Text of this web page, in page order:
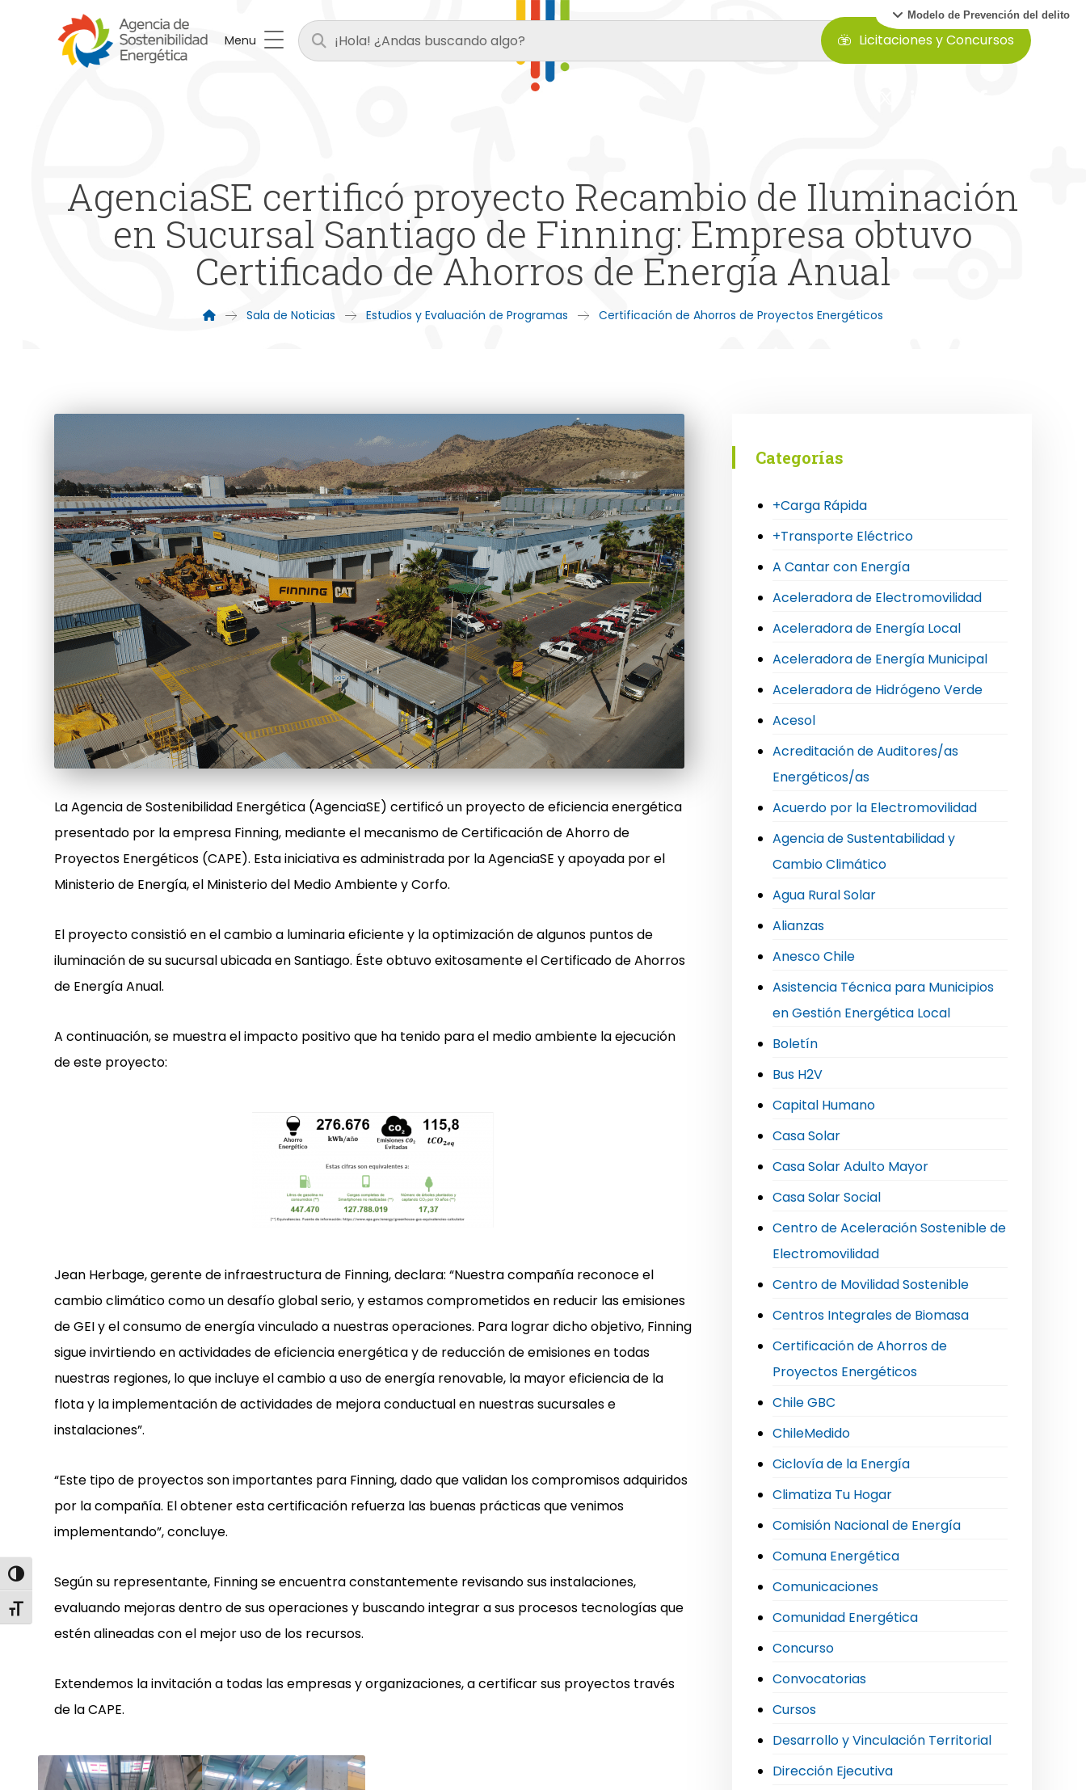
Alternar alto contraste
Alternar tamaño de letra
Modelo de Prevención del delito
Menu Licitaciones y Concursos
AgenciaSE certificó proyecto Recambio de Iluminación
en Sucursal Santiago de Finning: Empresa obtuvo
Certificado de Ahorros de Energía Anual
Sala de Noticias Estudios y Evaluación de Programas Certificación de Ahorros de Proyectos Energéticos
La Agencia de Sostenibilidad Energética (AgenciaSE) certificó un proyecto de eficiencia energética
presentado por la empresa Finning, mediante el mecanismo de Certificación de Ahorro de
Proyectos Energéticos (CAPE). Esta iniciativa es administrada por la AgenciaSE y apoyada por el
Ministerio de Energía, el Ministerio del Medio Ambiente y Corfo.
El proyecto consistió en el cambio a luminaria eficiente y la optimización de algunos puntos de
iluminación de su sucursal ubicada en Santiago. Éste obtuvo exitosamente el Certificado de Ahorros
de Energía Anual.
A continuación, se muestra el impacto positivo que ha tenido para el medio ambiente la ejecución
de este proyecto:
Jean Herbage, gerente de infraestructura de Finning, declara: “Nuestra compañía reconoce el
cambio climático como un desafío global serio, y estamos comprometidos en reducir las emisiones
de GEI y el consumo de energía vinculado a nuestras operaciones. Para lograr dicho objetivo, Finning
sigue invirtiendo en actividades de eficiencia energética y de reducción de emisiones en todas
nuestras regiones, lo que incluye el cambio a uso de energía renovable, la mayor eficiencia de la
flota y la implementación de actividades de mejora conductual en nuestras sucursales e
instalaciones”.
“Este tipo de proyectos son importantes para Finning, dado que validan los compromisos adquiridos
por la compañía. El obtener esta certificación refuerza las buenas prácticas que venimos
implementando”, concluye.
Según su representante, Finning se encuentra constantemente revisando sus instalaciones,
evaluando mejoras dentro de sus operaciones y buscando integrar a sus procesos tecnologías que
estén alineadas con el mejor uso de los recursos.
Extendemos la invitación a todas las empresas y organizaciones, a certificar sus proyectos través
de la CAPE.
Categorías
+Carga Rápida
+Transporte Eléctrico
A Cantar con Energía
Aceleradora de Electromovilidad
Aceleradora de Energía Local
Aceleradora de Energía Municipal
Aceleradora de Hidrógeno Verde
Acesol
Acreditación de Auditores/as
Energéticos/as
Acuerdo por la Electromovilidad
Agencia de Sustentabilidad y
Cambio Climático
Agua Rural Solar
Alianzas
Anesco Chile
Asistencia Técnica para Municipios
en Gestión Energética Local
Boletín
Bus H2V
Capital Humano
Casa Solar
Casa Solar Adulto Mayor
Casa Solar Social
Centro de Aceleración Sostenible de
Electromovilidad
Centro de Movilidad Sostenible
Centros Integrales de Biomasa
Certificación de Ahorros de
Proyectos Energéticos
Chile GBC
ChileMedido
Ciclovía de la Energía
Climatiza Tu Hogar
Comisión Nacional de Energía
Comuna Energética
Comunicaciones
Comunidad Energética
Concurso
Convocatorias
Cursos
Desarrollo y Vinculación Territorial
Dirección Ejecutiva